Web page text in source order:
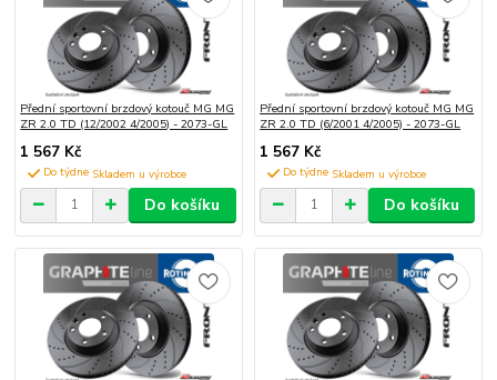
Přední sportovní brzdový kotouč MG MG
ZR 2.0 TD (12/2002 4/2005) - 2073-GL
1 567 Kč
Do týdne
Do košíku
Přední sportovní brzdový kotouč MG MG
ZR 2.0 TD (6/2001 4/2005) - 2073-GL
1 567 Kč
Do týdne
Do košíku